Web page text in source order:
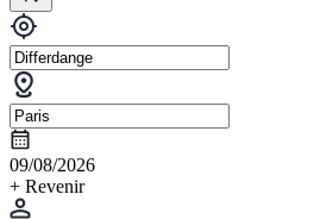
09/08/2026
+ Revenir